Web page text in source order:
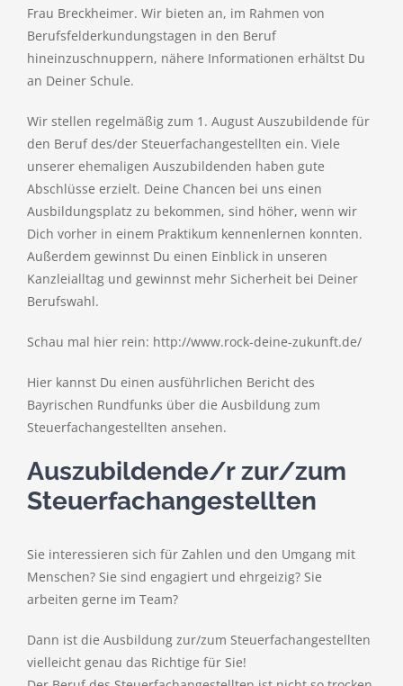
Frau Breckheimer. Wir bieten an, im Rahmen von
Berufsfelderkundungstagen in den Beruf
hineinzuschnuppern, nähere Informationen erhältst Du
an Deiner Schule.
Wir stellen regelmäßig zum 1. August Auszubildende für
den Beruf des/der Steuerfachangestellten ein. Viele
unserer ehemaligen Auszubildenden haben gute
Abschlüsse erzielt. Deine Chancen bei uns einen
Ausbildungsplatz zu bekommen, sind höher, wenn wir
Dich vorher in einem Praktikum kennenlernen konnten.
Außerdem gewinnst Du einen Einblick in unseren
Kanzleialltag und gewinnst mehr Sicherheit bei Deiner
Berufswahl.
Schau mal hier rein: http://www.rock-deine-zukunft.de/
Hier kannst Du einen ausführlichen Bericht des
Bayrischen Rundfunks über die Ausbildung zum
Steuerfachangestellten ansehen.
Auszubildende/r zur/zum
Steuerfachangestellten
Sie interessieren sich für Zahlen und den Umgang mit
Menschen? Sie sind engagiert und ehrgeizig? Sie
arbeiten gerne im Team?
Dann ist die Ausbildung zur/zum Steuerfachangestellten
vielleicht genau das Richtige für Sie!